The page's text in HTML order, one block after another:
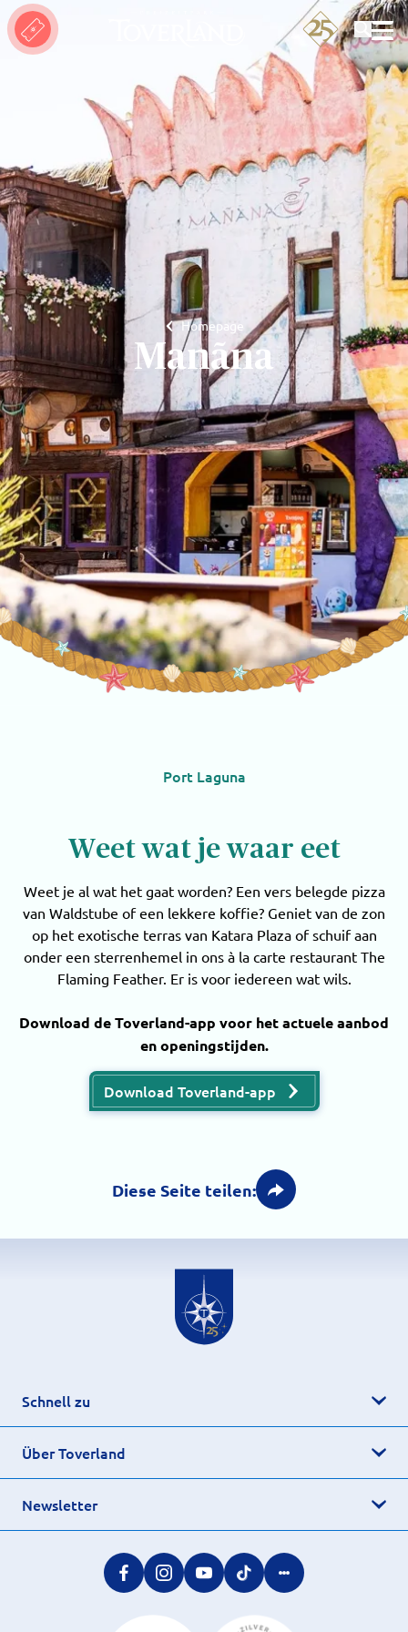
Suchen
Homepage
Manãna
Port Laguna
Weet wat je waar eet
Weet je al wat het gaat worden? Een vers belegde pizza
van Waldstube of een lekkere koffie? Geniet van de zon
op het exotische terras van Katara Plaza of schuif aan
onder een sterrenhemel in ons à la carte restaurant The
Flaming Feather. Er is voor iedereen wat wils.
Download de Toverland-app voor het actuele aanbod
en openingstijden.
Download Toverland-app
Diese Seite teilen:
Schnell zu
Über Toverland
Newsletter